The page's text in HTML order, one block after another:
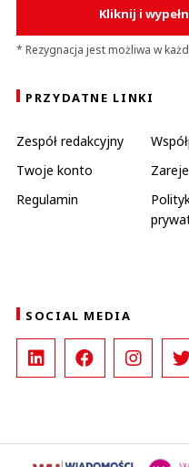
Kliknij i
* Rezygnacja jest możliwa w
PRZYDATNE LINKI
Zespół redakcyjny
Twoje konto
Regulamin
SOCIAL MEDIA